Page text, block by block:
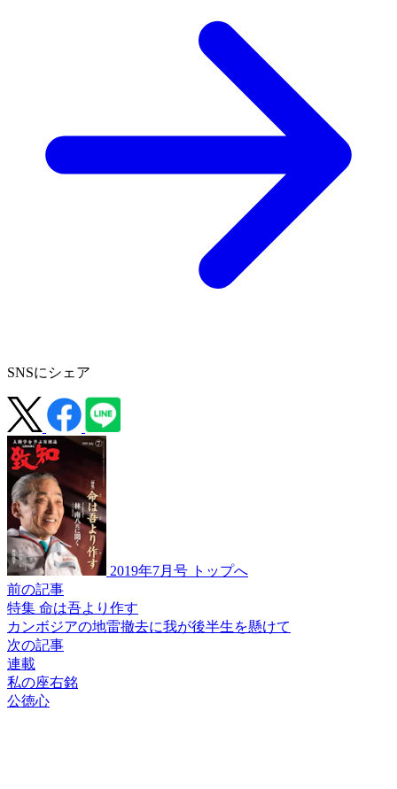
SNSにシェア
2019年7月号 トップへ
前の記事
特集 命は吾より作す
カンボジアの地雷撤去に我が後半生を懸けて
次の記事
連載
私の座右銘
公徳心